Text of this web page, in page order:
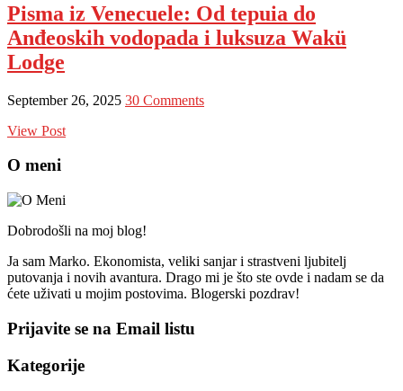
Pisma iz Venecuele: Od tepuia do
Anđeoskih vodopada i luksuza Wakü
Lodge
September 26, 2025 30 Comments
View Post
O meni
Dobrodošli na moj blog!
Ja sam Marko. Ekonomista, veliki sanjar i strastveni ljubitelj
putovanja i novih avantura. Drago mi je što ste ovde i nadam se da
ćete uživati u mojim postovima. Blogerski pozdrav!
Prijavite se na Email listu
Kategorije